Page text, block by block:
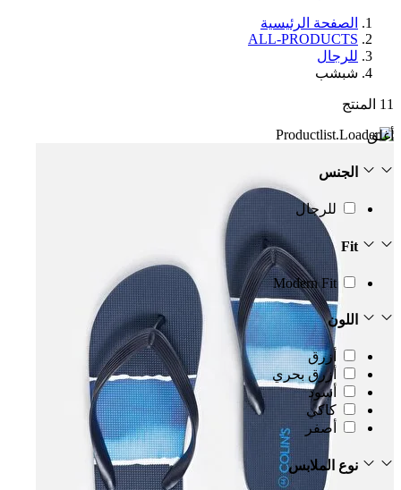
الصفحة الرئيسية
ALL-PRODUCTS
للرجال
شبشب
11 المنتج
أغلق
الجنس
للرجال
Fit
Modern Fit
اللون
أزرق
أزرق بحري
أسود
كاكي
أصفر
نوع الملابس